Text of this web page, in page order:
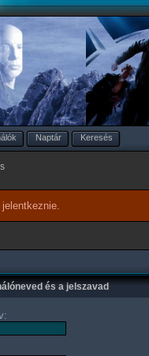
Naptár Keresés
és a jelszavad